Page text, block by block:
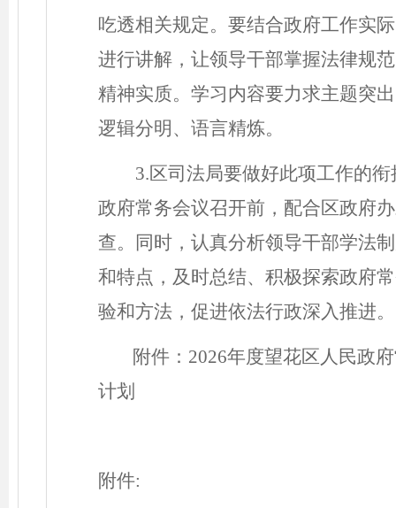
吃透相关规定。要结合政府工作实
进行讲解，让领导干部掌握法律规
精神实质。学习内容要力求主题突
逻辑分明、语言精炼。
3.区司法局要做好此项工作的
政府常务会议召开前， 配合区政府办
查。同时，认真分析领导干部学法
和特点，及时总结、积极探索政府
验和方法，促进依法行政深入推进。
附件： 2026年度望花区人民政
计划
附件: